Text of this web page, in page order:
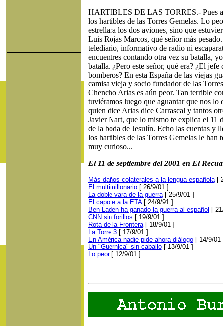
HARTIBLES DE LAS TORRES.- Pues
los hartibles de las Torres Gemelas. Lo
estrellara los dos aviones, sino que
Luis Rojas Marcos, qué señor más
telediario, informativo de radio ni
encuentres contando otra vez su batalla,
batalla. ¿Pero este señor, qué era? ¿El
bomberos? En esta España de las viejas
camisa vieja y socio fundador de las
Chencho Arias es aún peor. Tan terrible
tuviéramos luego que aguantar que nos lo
quien dice Arias dice Carrascal y tantos
Javier Nart, que lo mismo te explica el 11
de la boda de Jesulín. Echo las cuentas y
los hartibles de las Torres Gemelas le han
muy curioso...
El 11 de septiembre del 2001 en El
Más daños colaterales a la lengua española[
El multimillonario[ 26/9/01 ]
La doble vara de la guerra[ 25/9/01 ]
El capote a la ETA[ 24/9/91 ]
Ben Laden ha ganado la guerra al español [
CNN sin forillos [ 19/9/01 ]
Rota de la Frontera[ 18/9/01 ]
La Torre 3[ 17/9/01 ]
En América nadie pide ahora diálogo[ 14/9/
Un "Guernica" sin caballo[ 13/9/01 ]
Lo peor[ 12/9/01 ]